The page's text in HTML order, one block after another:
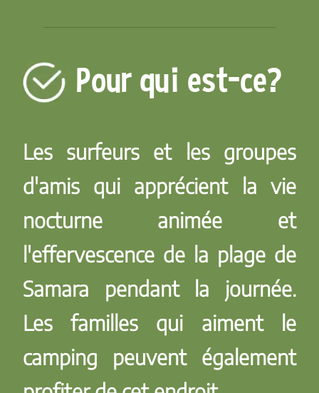
Pour qui est-ce?
Les surfeurs et les groupes
d'amis qui apprécient la vie
nocturne animée et
l'effervescence de la plage de
Samara pendant la journée.
Les familles qui aiment le
camping peuvent également